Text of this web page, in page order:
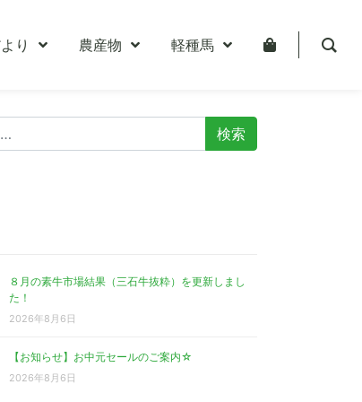
り 農産物 軽種馬
８月の素牛市場結果（三石牛抜粋）を更新しまし
た！
2026年8月6日
【お知らせ】お中元セールのご案内☆
2026年8月6日